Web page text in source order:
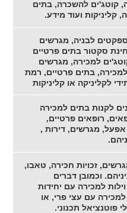
קוטג'ים להשכרה, בתים
קליניקות ועוד מידע.
לבניה, מגרשים
סקטור בתים פרטיים
למכירה, מגרשים
בתים פרטיים, רמת
לקליניקה או קליניקות
לקנות בתים למכירה
רופאים פרטיים,
מגרשים, דירות ,
זכויות חכירה, טאבו,
וכמובן דברים
למכירה עם יחידות
למכירה עם עצי פרי, או
פוטנציאל תכנוני.